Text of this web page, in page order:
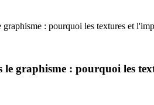
: pourquoi les textures et
graphisme : pourquoi les